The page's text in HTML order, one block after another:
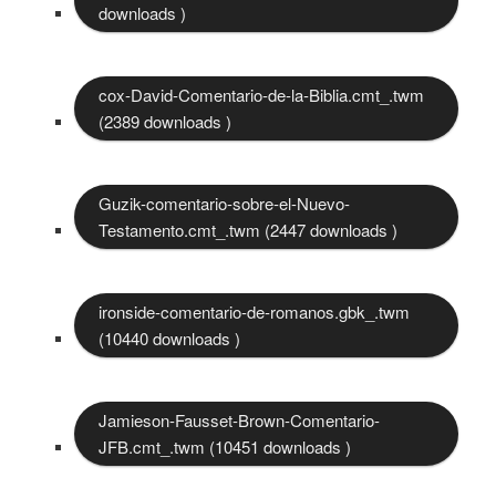
downloads )
cox-David-Comentario-de-la-Biblia.cmt_.twm
(2389 downloads )
Guzik-comentario-sobre-el-Nuevo-
Testamento.cmt_.twm (2447 downloads )
ironside-comentario-de-romanos.gbk_.twm
(10440 downloads )
Jamieson-Fausset-Brown-Comentario-
JFB.cmt_.twm (10451 downloads )